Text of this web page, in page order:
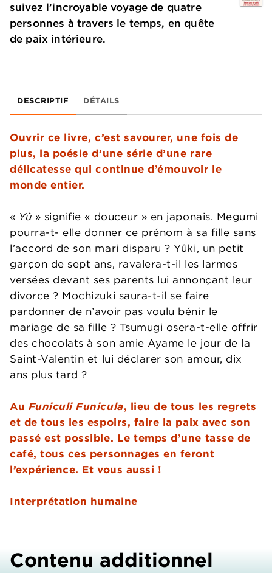
suivez l’incroyable voyage de quatre
personnes à travers le temps, en quête
de paix intérieure.
DESCRIPTIF DÉTAILS
Ouvrir ce livre, c’est savourer, une fois de
plus, la poésie d’une série d’une rare
délicatesse qui continue d’émouvoir le
monde entier.
« Yû » signifie « douceur » en japonais. Megumi
pourra-t- elle donner ce prénom à sa fille sans
l’accord de son mari disparu ? Yûki, un petit
garçon de sept ans, ravalera-t-il les larmes
versées devant ses parents lui annonçant leur
divorce ? Mochizuki saura-t-il se faire
pardonner de n’avoir pas voulu bénir le
mariage de sa fille ? Tsumugi osera-t-elle offrir
des chocolats à son amie Ayame le jour de la
Saint-Valentin et lui déclarer son amour, dix
ans plus tard ?
Au Funiculi Funicula, lieu de tous les regrets
et de tous les espoirs, faire la paix avec son
passé est possible. Le temps d’une tasse de
café, tous ces personnages en feront
l’expérience. Et vous aussi !
Interprétation humaine
Contenu additionnel